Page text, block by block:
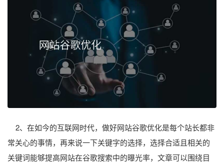
2、在如今的互联网时代，做好网站谷歌优化是每个站长都非
常关心的事情，再来说一下关键字的选择，选择合适且相关的
关键词能够提高网站在谷歌搜索中的曝光率，文章可以围绕目